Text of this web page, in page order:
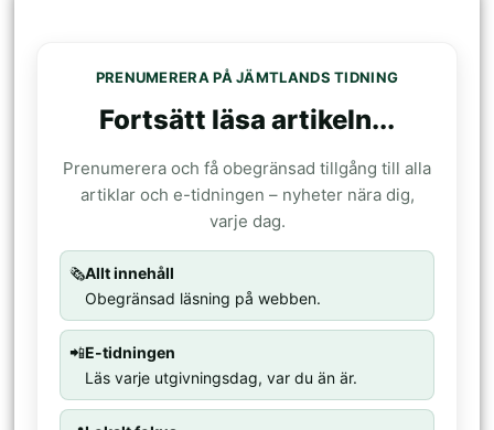
PRENUMERERA PÅ JÄMTLANDS TIDNING
Fortsätt läsa artikeln...
Prenumerera och få obegränsad tillgång till alla
artiklar och e-tidningen – nyheter nära dig,
varje dag.
🗞️Allt innehåll
Obegränsad läsning på webben.
📲E-tidningen
Läs varje utgivningsdag, var du än är.